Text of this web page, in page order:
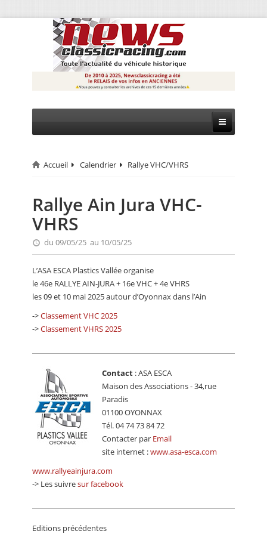
CIRCUIT
RALLYE
MONTAGNE
EVÈNEMENTS
CALENDRIER
FOCUS
VIDEO
PETITES ANNONCES
Accueil Calendrier Rallye VHC/VHRS
Rallye Ain Jura VHC-
VHRS
du 09/05/25 au 10/05/25
L’ASA ESCA Plastics Vallée organise
le 46e RALLYE AIN-JURA + 16e VHC + 4e VHRS
les 09 et 10 mai 2025 autour d’Oyonnax dans l’Ain
->Classement VHC 2025
->Classement VHRS 2025
Contact : ASA ESCA
Maison des Associations - 34,rue
Paradis
01100 OYONNAX
Tél. 04 74 73 84 72
Contacter par Email
site internet :www.asa-esca.com
www.rallyeainjura.com
-> Les suivresur facebook
Editions précédentes